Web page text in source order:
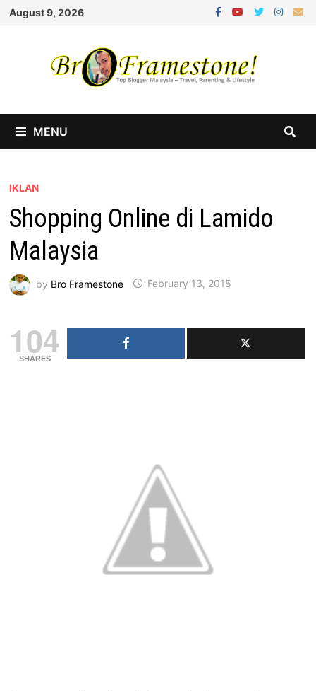
Skip
August 9, 2026
MENU
IKLAN
Shopping Online di Lamido
Malaysia
by Bro Framestone February 13, 2015
104
SHARES